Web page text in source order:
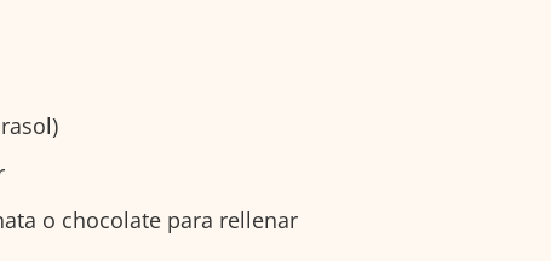
o chocolate para rellenar